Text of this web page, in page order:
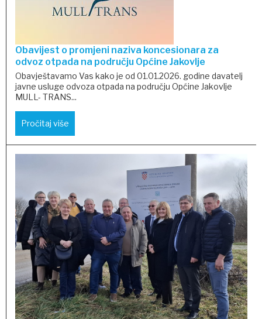
Obavijest o promjeni naziva koncesionara za
odvoz otpada na području Općine Jakovlje
Obavještavamo Vas kako je od 01.01.2026. godine davatelj
javne usluge odvoza otpada na području Općine Jakovlje
MULL- TRANS...
Pročitaj više